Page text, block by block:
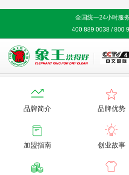
全国统一24小时服
400 889 0038 / 800

品牌简介

品牌优势

加盟指南

创业故事
 